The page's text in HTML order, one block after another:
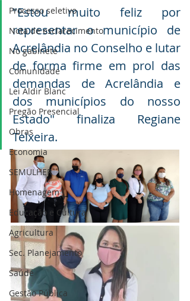
Processo seletivo
Nota de esclarecimento
No gabinete
Comunidade
Lei Aldir Blanc
Pregão Presencial
Obras
Economia
SEMULHER
Homenagem
Educação e Cultura
Agricultura
Sec. Planejamento
Saúde
Gestão Pública
"Estou muito feliz por
representar o município de
Acrelândia no Conselho e lutar
de forma firme em prol das
demandas de Acrelândia e
dos municípios do nosso
Estado" finaliza Regiane
Teixeira.